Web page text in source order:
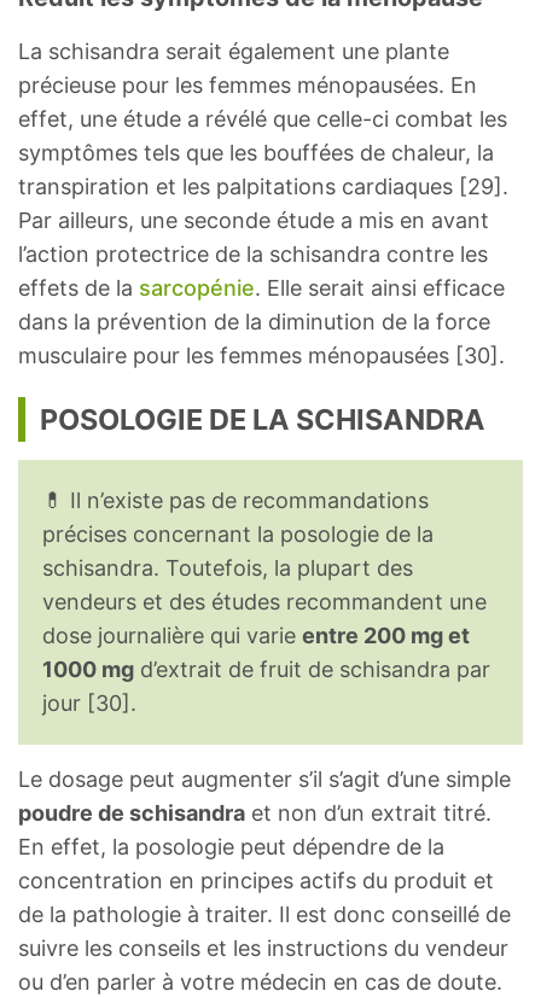
La schisandra serait également une plante
précieuse pour les femmes ménopausées. En
effet, une étude a révélé que celle-ci combat les
symptômes tels que les bouffées de chaleur, la
transpiration et les palpitations cardiaques [29].
Par ailleurs, une seconde étude a mis en avant
l’action protectrice de la schisandra contre les
effets de la sarcopénie. Elle serait ainsi efficace
dans la prévention de la diminution de la force
musculaire pour les femmes ménopausées [30].
POSOLOGIE DE LA SCHISANDRA
💊 Il n’existe pas de recommandations
précises concernant la posologie de la
schisandra. Toutefois, la plupart des
vendeurs et des études recommandent une
dose journalière qui varie entre 200 mg et
1000 mg d’extrait de fruit de schisandra par
jour [30].
Le dosage peut augmenter s’il s’agit d’une simple
poudre de schisandra et non d’un extrait titré.
En effet, la posologie peut dépendre de la
concentration en principes actifs du produit et
de la pathologie à traiter. Il est donc conseillé de
suivre les conseils et les instructions du vendeur
ou d’en parler à votre médecin en cas de doute.